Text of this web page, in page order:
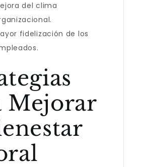
del clima
fidelización de los
Mejorar